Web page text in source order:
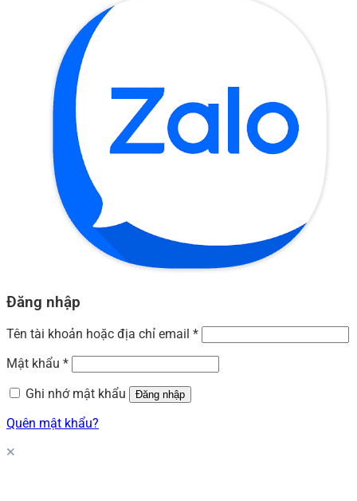
Đăng nhập
Tên tài khoản hoặc địa chỉ email *
Mật khẩu *
Ghi nhớ mật khẩu
Đăng nhập
Quên mật khẩu?